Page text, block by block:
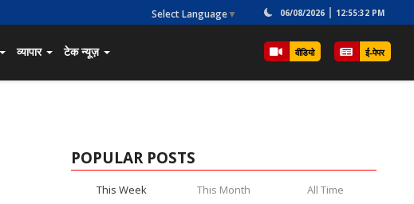
Select Language▼ 06/08/2026 12:55:32 PM
व्यापार टेक न्यूज़ वीडियो ई-पेपर
POPULAR POSTS
This Week This Month All Time